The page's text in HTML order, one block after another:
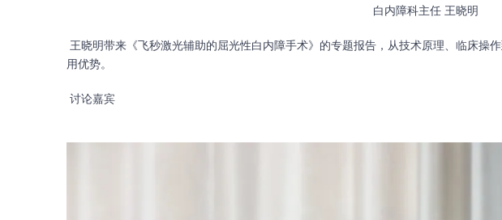
白内障科主任 王晓明
王晓明带来《飞秒激光辅助的屈光性白内障手术》的专题报告，从技术原理、临床操
用优势。
讨论嘉宾